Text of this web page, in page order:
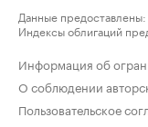
Данные предоставлены:
Индексы облигаций
Информация об
О соблюдении
Пользовательское